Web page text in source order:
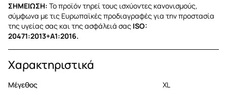
ΣΗΜΕΙΩΣΗ: Το προϊόν τηρεί τους ισχύοντες κανονισμούς,
σύμφωνα με τις Ευρωπαϊκές προδιαγραφές για την προστασία
της υγείας σας και της ασφάλειά σας ISO:
20471:2013+A1:2016.
Χαρακτηριστικά
Μέγεθος XL